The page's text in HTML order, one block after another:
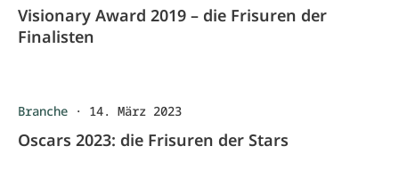
Visionary Award 2019 – die Frisuren der
Finalisten
Branche · 14. März 2023
Oscars 2023: die Frisuren der Stars